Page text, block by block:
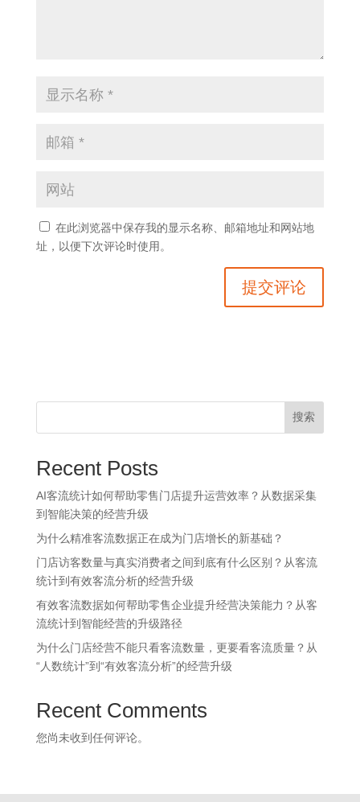
在此浏览器中保存我的显示名称、邮箱地址和网站地
址，以便下次评论时使用。
搜索
Recent Posts
AI客流统计如何帮助零售门店提升运营效率？从数据采集
到智能决策的经营升级
为什么精准客流数据正在成为门店增长的新基础？
门店访客数量与真实消费者之间到底有什么区别？从客流
统计到有效客流分析的经营升级
有效客流数据如何帮助零售企业提升经营决策能力？从客
流统计到智能经营的升级路径
为什么门店经营不能只看客流数量，更要看客流质量？从
“人数统计”到“有效客流分析”的经营升级
Recent Comments
您尚未收到任何评论。